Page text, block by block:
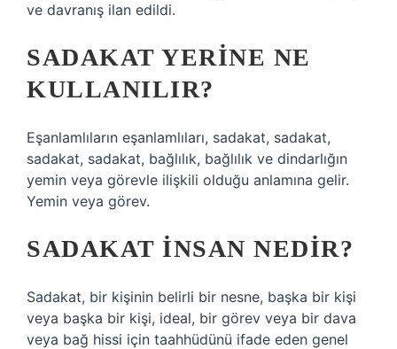
ve davranış ilan edildi.
SADAKAT YERINE NE
KULLANILIR?
Eşanlamlıların eşanlamlıları, sadakat, sadakat,
sadakat, sadakat, bağlılık, bağlılık ve dindarlığın
yemin veya görevle ilişkili olduğu anlamına gelir.
Yemin veya görev.
SADAKAT INSAN NEDIR?
Sadakat, bir kişinin belirli bir nesne, başka bir kişi
veya başka bir kişi, ideal, bir görev veya bir dava
veya bağ hissi için taahhüdünü ifade eden genel